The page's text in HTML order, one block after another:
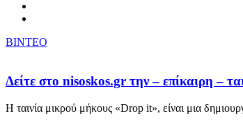
ΒΙΝΤΕΟ
Δείτε στο nisoskos.gr την – επίκαιρη –
Η ταινία μικρού μήκους «Drop it», είναι μια